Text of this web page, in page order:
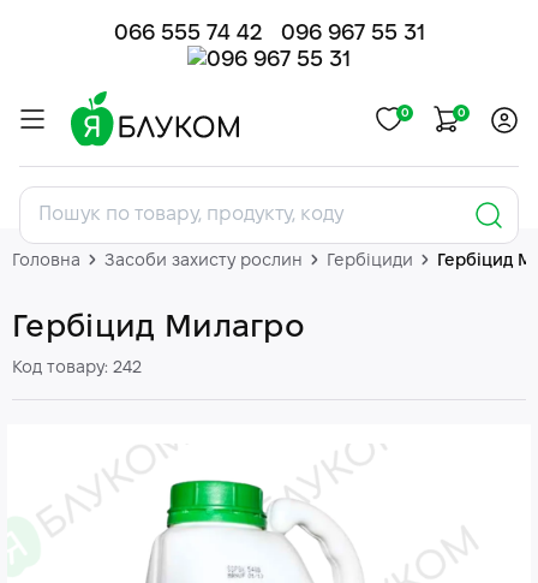
066 555 74 42 096 967 55 31
0 0
Головна Засоби захисту рослин Гербіциди Гербіцид
Гербіцид Милагро
Код товару: 242